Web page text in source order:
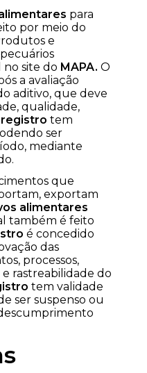
para
por meio do
e
no site do MAPA. O
a avaliação
aditivo, que deve
qualidade,
registro tem
ser
mediante
que
exportam
alimentares
também é feito
é concedido
das
processos,
rastreabilidade do
tem validade
ser suspenso ou